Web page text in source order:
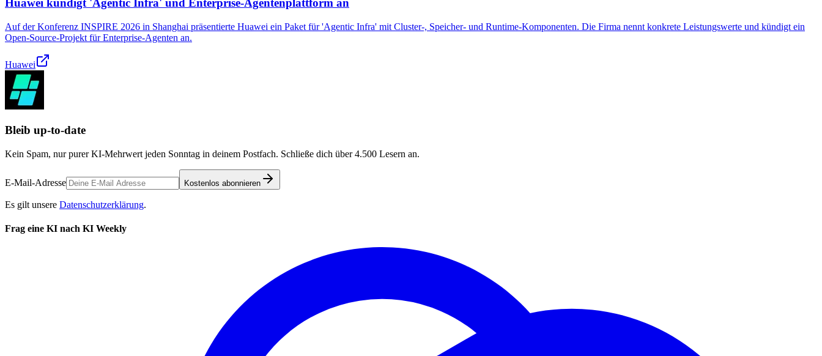
Huawei kündigt 'Agentic Infra' und Enterprise-Agentenplattform an
Auf der Konferenz INSPIRE 2026 in Shanghai präsentierte Huawei ein Paket für 'Agentic Infra' mit Cluster-, Speicher- und Runtime-Komponenten. Die Firma nennt konkrete Leistungswerte und kündigt ein
Open-Source-Projekt für Enterprise-Agenten an.
Huawei
Bleib up-to-date
Kein Spam, nur purer KI-Mehrwert jeden Sonntag in deinem Postfach. Schließe dich über4.500 Lesern an.
E-Mail-Adresse Kostenlos abonnieren
Es gilt unsere Datenschutzerklärung.
Frag eine KI nach KI Weekly